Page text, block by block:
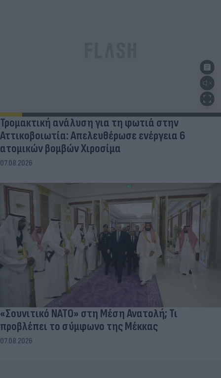
Τρομακτική ανάλυση για τη φωτιά στην
Αττικοβοιωτία: Απελευθέρωσε ενέργεια 6
ατομικών βομβών Χιροσίμα
«Σουνιτικό ΝΑΤΟ» στη Μέση Ανατολή; Τι
προβλέπει το σύμφωνο της Μέκκας